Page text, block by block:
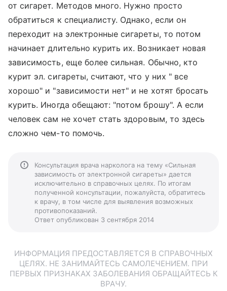
от сигарет. Методов много. Нужно просто
обратиться к специалисту. Однако, если он
переходит на электронные сигареты, то потом
начинает длительно курить их. Возникает новая
зависимость, еще более сильная. Обычно, кто
курит эл. сигареты, считают, что у них " все
хорошо" и "зависимости нет" и не хотят бросать
курить. Иногда обещают: "потом брошу". А если
человек сам не хочет стать здоровым, то здесь
сложно чем-то помочь.
Консультация врача нарколога на тему «Сильная
зависимость от электронной сигареты» дается
исключительно в справочных целях. По итогам
полученной консультации, пожалуйста, обратитесь
к врачу, в том числе для выявления возможных
противопоказаний.
Ответ опубликован 3 сентября 2014
ИНФОРМАЦИЯ ПРЕДОСТАВЛЯЕТСЯ В СПРАВОЧНЫХ
ЦЕЛЯХ. НЕ ЗАНИМАЙТЕСЬ САМОЛЕЧЕНИЕМ. ПРИ
ПЕРВЫХ ПРИЗНАКАХ ЗАБОЛЕВАНИЯ ОБРАЩАЙТЕСЬ К
ВРАЧУ.